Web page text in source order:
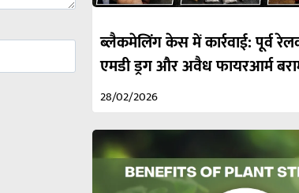
ब्लैकमेलिंग केस में कार्रवाई: पूर्व
एमडी ड्रग और अवैध फायरआर्म
28/02/2026